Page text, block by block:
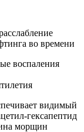
во времени
воспаления
видимый
гексапептид
морщин